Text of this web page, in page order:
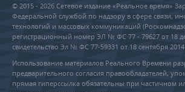
© 2015 - 2026 Сетевое издание «Реальное время»
Федеральной службой по надзору в сфере связи,
технологий и массовых коммуникаций
регистрационный номер ЭЛ № ФС 77 - 79627 от 18
свидетельство Эл № ФС 77-59331 от 18 сентября 2014
Использование материалов Реального Времени
предварительного согласия правообладателей,
прямая гиперссылка обязательны при частичном